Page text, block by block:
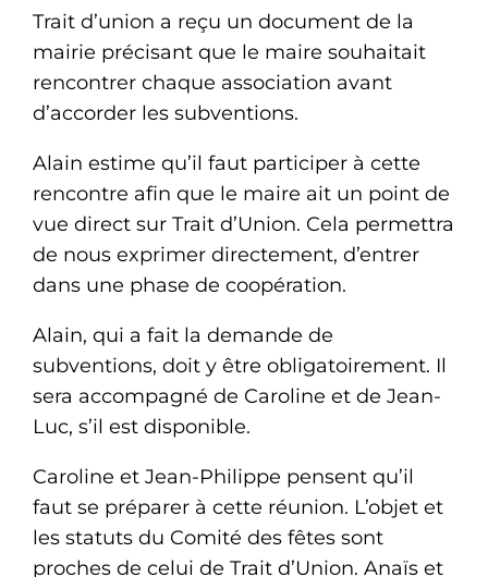
Trait d’union a reçu un document de la
mairie précisant que le maire souhaitait
rencontrer chaque association avant
d’accorder les subventions.
Alain estime qu’il faut participer à cette
rencontre afin que le maire ait un point de
vue direct sur Trait d’Union. Cela permettra
de nous exprimer directement, d’entrer
dans une phase de coopération.
Alain, qui a fait la demande de
subventions, doit y être obligatoirement. Il
sera accompagné de Caroline et de Jean-
Luc, s’il est disponible.
Caroline et Jean-Philippe pensent qu’il
faut se préparer à cette réunion. L’objet et
les statuts du Comité des fêtes sont
proches de celui de Trait d’Union. Anaïs et